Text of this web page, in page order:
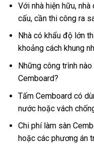
Với nhà hiện hữu,
cấu, cần thi công ra
Nhà có khẩu độ lớn
khoảng cách khung
Những công trình
Cemboard?
Tấm Cemboard có
nước hoặc vách
Chi phí làm sàn
hoặc các phương án